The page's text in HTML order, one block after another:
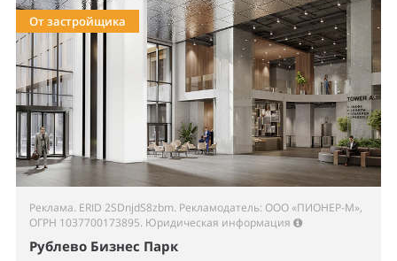
От застройщика
Реклама. ERID 2SDnjdS8zbm. Рекламодатель: ООО «ПИОНЕР-М»,
ОГРН 1037700173895. Юридическая информация
Рублево Бизнес Парк